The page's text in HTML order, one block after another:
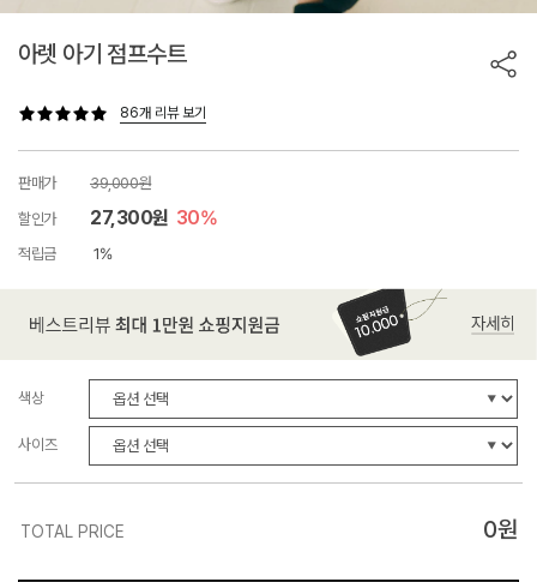
아렛 아기 점프수트
86개 리뷰 보기
판매가
39,000원
할인가
27,300원 30%
적립금 1%
색상
사이즈
TOTAL PRICE 0원